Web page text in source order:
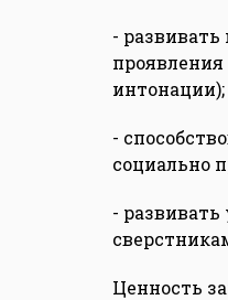
-
интонации);
-
социально
-
Ценность